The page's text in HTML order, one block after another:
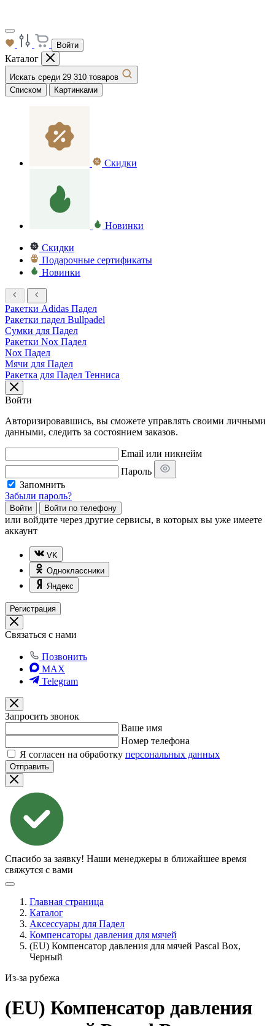
Войти
Каталог
Искать среди 29 310 товаров
Списком
Картинками
Скидки
Новинки
Скидки
Подарочные сертификаты
Новинки
Ракетки Adidas Падел
Ракетки падел Bullpadel
Сумки для Падел
Ракетки Nox Падел
Nox Падел
Мячи для Падел
Ракетка для Падел Тенниса
Войти
Авторизировавшись, вы сможете управлять своими личными
данными, следить за состоянием заказов.
Email или никнейм
Пароль
Запомнить
Забыли пароль?
Войти Войти по телефону
или войдите через другие сервисы, в которых вы уже имеете
аккаунт
VK
Одноклассники
Яндекс
Регистрация
Связаться с нами
Позвонить
MAX
Telegram
Запросить звонок
Ваше имя
Номер телефона
Я согласен на обработку персональных данных
Отправить
Спасибо за заявку! Наши менеджеры в ближайшее время
свяжутся с вами
Главная страница
Каталог
Аксессуары для Падел
Компенсаторы давления для мячей
(EU) Компенсатор давления для мячей Pascal Box,
Черный
Из-за рубежа
(EU) Компенсатор давления